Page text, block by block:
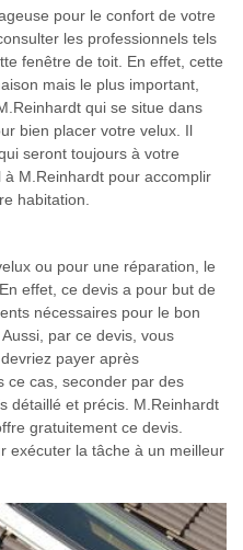
pour le confort de votre
les professionnels tels
fenêtre de toit. En effet, cette
mais le plus important,
qui se situe dans
bien placer votre velux. Il
seront toujours à votre
M.Reinhardt pour accomplir
habitation.
ou pour une réparation, le
effet, ce devis a pour but de
nécessaires pour le bon
par ce devis, vous
payer après
ce cas, seconder par des
détaillé et précis. M.Reinhardt
gratuitement ce devis.
exécuter la tâche à un meilleur